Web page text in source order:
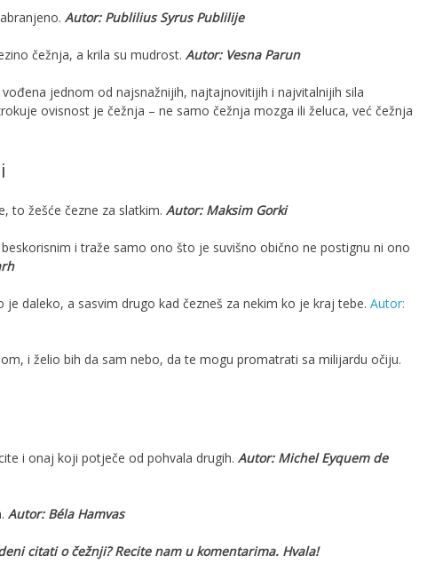
Autor: Publilius Syrus Publilije
čežnja, a krila su mudrost.Autor: Vesna Parun
jednom od najsnažnijih, najtajnovitijih i najvitalnijih sila
ovisnost je čežnja – ne samo čežnja mozga ili želuca, već čežnja
to žešće čezne za slatkim.Autor: Maksim Gorki
i traže samo ono što je suvišno obično ne postignu ni ono
je daleko, a sasvim drugo kad čezneš za nekim ko je kraj tebe.Autor:
i želio bih da sam nebo, da te mogu promatrati sa milijardu očiju.
i onaj koji potječe od pohvala drugih.Autor: Michel Eyquem de
Autor: Béla Hamvas
citati o čežnji? Recite nam u komentarima. Hvala!